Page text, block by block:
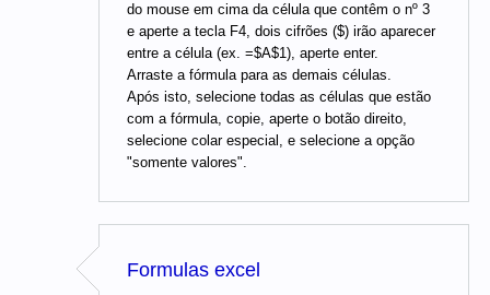
do mouse em cima da célula que contêm o nº 3
e aperte a tecla F4, dois cifrões ($) irão aparecer
entre a célula (ex. =$A$1), aperte enter.
Arraste a fórmula para as demais células.
Após isto, selecione todas as células que estão
com a fórmula, copie, aperte o botão direito,
selecione colar especial, e selecione a opção
"somente valores".
Formulas excel